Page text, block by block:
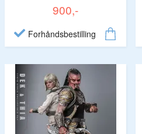
900,-
Forhåndsbestilling